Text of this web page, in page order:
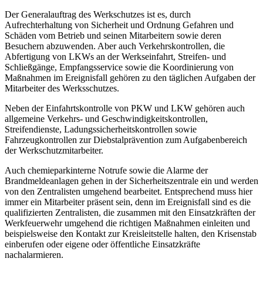
Der Generalauftrag des Werkschutzes ist es, durch
Aufrechterhaltung von Sicherheit und Ordnung Gefahren und
Schäden vom Betrieb und seinen Mitarbeitern sowie deren
Besuchern abzuwenden. Aber auch Verkehrskontrollen, die
Abfertigung von LKWs an der Werkseinfahrt, Streifen- und
Schließgänge, Empfangsservice sowie die Koordinierung von
Maßnahmen im Ereignisfall gehören zu den täglichen Aufgaben der
Mitarbeiter des Werksschutzes.
Neben der Einfahrtskontrolle von PKW und LKW gehören auch
allgemeine Verkehrs- und Geschwindigkeitskontrollen,
Streifendienste, Ladungssicherheitskontrollen sowie
Fahrzeugkontrollen zur Diebstalprävention zum Aufgabenbereich
der Werkschutzmitarbeiter.
Auch chemieparkinterne Notrufe sowie die Alarme der
Brandmeldeanlagen gehen in der Sicherheitszentrale ein und werden
von den Zentralisten umgehend bearbeitet. Entsprechend muss hier
immer ein Mitarbeiter präsent sein, denn im Ereignisfall sind es die
qualifizierten Zentralisten, die zusammen mit den Einsatzkräften der
Werkfeuerwehr umgehend die richtigen Maßnahmen einleiten und
beispielsweise den Kontakt zur Kreisleitstelle halten, den Krisenstab
einberufen oder eigene oder öffentliche Einsatzkräfte
nachalarmieren.